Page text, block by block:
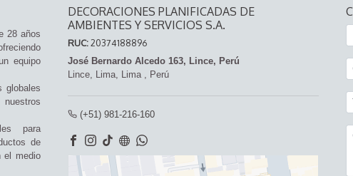
28 años
equipo
globales
para
de
el medio
DECORACIONES PLANIFICADAS DE
AMBIENTES Y SERVICIOS S.A.
RUC:20374188896
José Bernardo Alcedo 163, Lince, Perú
Lince,
Lima, Lima Perú
(+51) 981-216-160